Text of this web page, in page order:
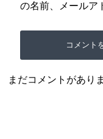
の名前、メールア
まだコメントがあり